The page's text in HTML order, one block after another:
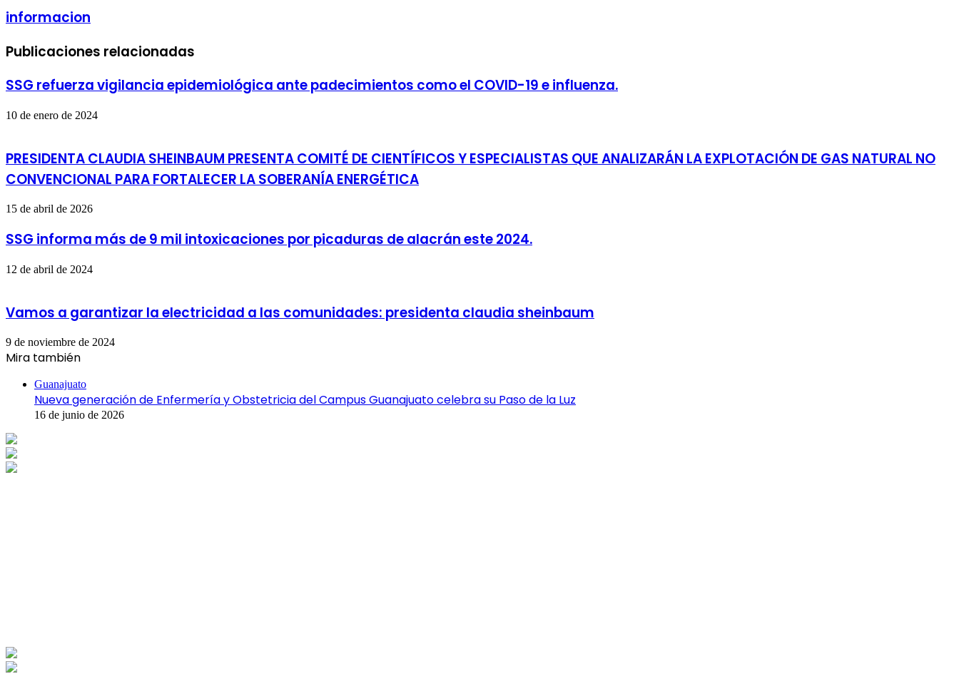
informacion
Publicaciones relacionadas
SSG refuerza vigilancia epidemiológica ante padecimientos como el COVID-19 e influenza.
10 de enero de 2024
PRESIDENTA CLAUDIA SHEINBAUM PRESENTA COMITÉ DE CIENTÍFICOS Y ESPECIALISTAS QUE ANALIZARÁN LA EXPLOTACIÓN DE GAS NATURAL NO
CONVENCIONAL PARA FORTALECER LA SOBERANÍA ENERGÉTICA
15 de abril de 2026
SSG informa más de 9 mil intoxicaciones por picaduras de alacrán este 2024.
12 de abril de 2024
Vamos a garantizar la electricidad a las comunidades: presidenta claudia sheinbaum
9 de noviembre de 2024
Mira también
Guanajuato
Nueva generación de Enfermería y Obstetricia del Campus Guanajuato celebra su Paso de la Luz
16 de junio de 2026